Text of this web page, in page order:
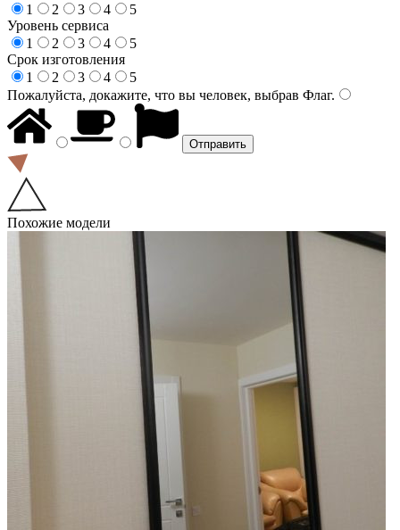
1
2 3 4
5
Уровень сервиса
1
2 3 4
5
Срок изготовления
1
2 3 4
5
Пожалуйста, докажите, что вы человек, выбрав Флаг.
Похожие модели